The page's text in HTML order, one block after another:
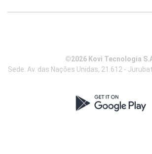
©2026 Kovi Tecnologia
Sede: Av. das Nações Unidas, 21.612 -